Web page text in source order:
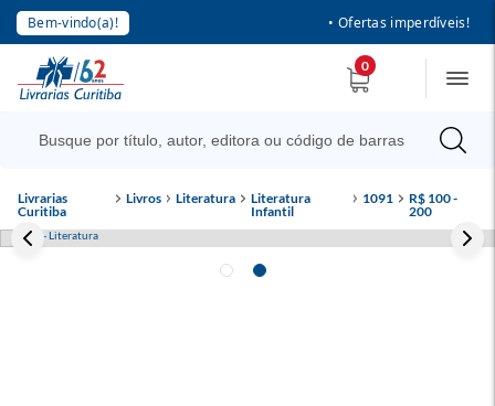
Bem-vindo(a)! • Ofertas imperdíveis!
0
Livrarias
Curitiba
Livros Literatura
Literatura
Infantil
1091
R$ 100 -
200